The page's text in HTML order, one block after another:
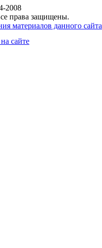
2008
права защищены.
материалов данного сайта
сайте